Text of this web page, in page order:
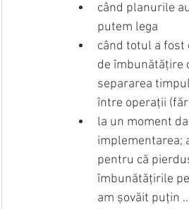
când planurile
putem lega
când totul a
de îmbunătățire
separarea
între operații
la un moment
implementarea;
pentru că
îmbunătățirile
am șovăit puțin